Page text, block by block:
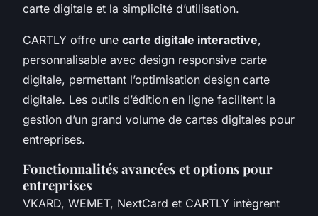
carte digitale et la simplicité d’utilisation.
CARTLY offre une carte digitale interactive,
personnalisable avec design responsive carte
digitale, permettant l’optimisation design carte
digitale. Les outils d’édition en ligne facilitent la
gestion d’un grand volume de cartes digitales pour
entreprises.
Fonctionnalités avancées et options pour
entreprises
VKARD, WEMET, NextCard et CARTLY intègrent